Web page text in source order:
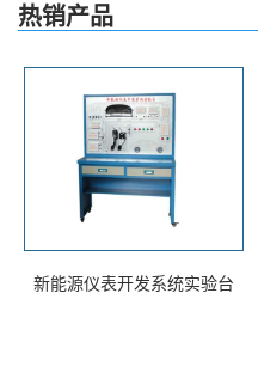
热销产品
新能源仪表开发系统实验台